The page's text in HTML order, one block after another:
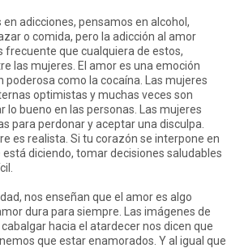
adicciones, pensamos en alcohol,
o comida, pero la adicción al amor
frecuente que cualquiera de estos,
las mujeres. El amor es una emoción
poderosa como la cocaína. Las mujeres
optimistas y muchas veces son
lo bueno en las personas. Las mujeres
para perdonar y aceptar una disculpa.
es realista. Si tu corazón se interpone en
está diciendo, tomar decisiones saludables
nos enseñan que el amor es algo
dura para siempre. Las imágenes de
hacia el atardecer nos dicen que
que estar enamorados. Y al igual que